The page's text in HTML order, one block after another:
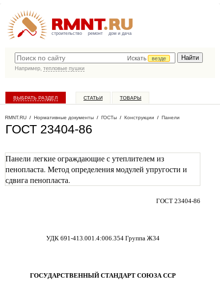
строительство ремонт дом и дача
Искать
везде
Например, тепловые пушки
ВЫБРАТЬ РАЗДЕЛ СТАТЬИ ТОВАРЫ
RMNT.RU / Нормативные документы / ГОСТы / Конструкции / Панели
ГОСТ 23404-86
Панели легкие ограждающие с утеплителем из
пенопласта. Метод определения модулей упругости и
сдвига пенопласта.
ГОСТ 23404-86
УДК 691-413.001.4:006.354 Группа Ж34
ГОСУДАРСТВЕННЫЙ СТАНДАРТ СОЮЗА ССР